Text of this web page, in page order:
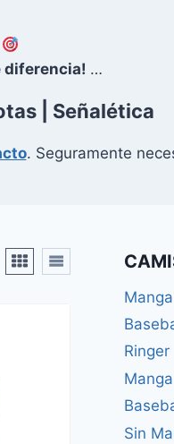
diferencia! …
| Señalética
. Seguramente
Ringer
Sin